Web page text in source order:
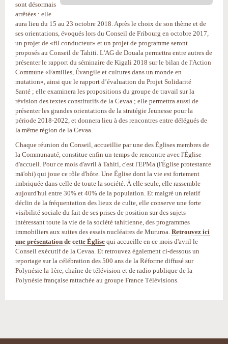
sont désormais
arrêtées : elle
aura lieu du 15 au 23 octobre 2018. Après le choix de son thème et de
ses orientations, évoqués lors du Conseil de Fribourg en octobre 2017,
un projet de «fil conducteur» et un projet de programme seront
proposés au Conseil de Tahiti. L'AG de Douala permettra entre autres de
présenter le rapport du séminaire de Kigali 2018 sur le bilan de l'Action
Commune «Familles, Évangile et cultures dans un monde en
mutation», ainsi que le rapport d’évaluation du Projet Solidarité
Santé ; elle examinera les propositions du groupe de travail sur la
révision des textes constitutifs de la Cevaa ; elle permettra aussi de
présenter les grandes orientations de la stratégie Jeunesse pour la
période 2018-2022, et donnera lieu à des rencontres entre délégués de
la même région de la Cevaa.
Chaque réunion du Conseil, accueillie par une des Églises membres de
la Communauté, constitue enfin un temps de rencontre avec l'Église
d'accueil. Pour ce mois d'avril à Tahiti, c'est l'EPMa (l'Église protestante
mā'ohi) qui joue ce rôle d'hôte. Une Église dont la vie est fortement
imbriquée dans celle de toute la société. À elle seule, elle rassemble
aujourd'hui entre 30% et 40% de la population. Et malgré un relatif
déclin de la fréquentation des lieux de culte, elle conserve une forte
visibilité sociale du fait de ses prises de position sur des sujets
intéressant toute la vie de la société tahitienne, des programmes
immobiliers aux suites des essais nucléaires de Mururoa. Retrouvez ici
une présentation de cette Église qui accueille en ce mois d'avril le
Conseil exécutif de la Cevaa. Et retrouvez également ci-dessous un
reportage sur la célébration des 500 ans de la Réforme diffusé sur
Polynésie la 1ère, chaîne de télévision et de radio publique de la
Polynésie française rattachée au groupe France Télévisions.
document